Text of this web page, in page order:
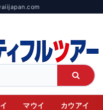
マウイ カウアイ